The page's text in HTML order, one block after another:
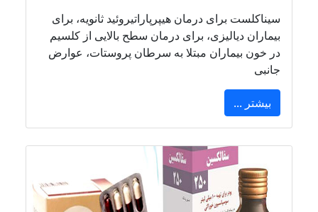
سیناکلست برای درمان هیپرپاراتیروئید ثانویه، برای
بیماران دیالیزی، برای درمان سطح بالایی از کلسیم
در خون بیماران مبتلا به سرطان پروستات، عوارض
جانبی
بیشتر ...